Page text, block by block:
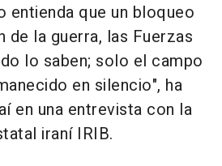
entienda que un bloqueo
de la guerra, las Fuerzas
lo saben; solo el campo
en silencio", ha
en una entrevista con la
iraní IRIB.